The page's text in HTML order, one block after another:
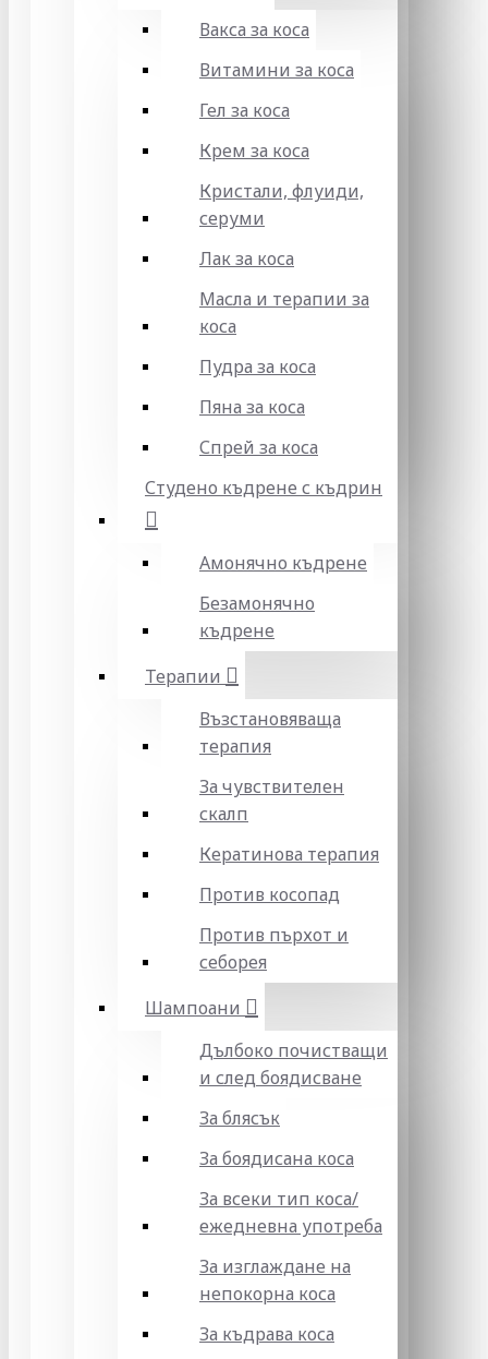
Вакса за коса
Витамини за коса
Гел за коса
Крем за коса
Кристали, флуиди,
серуми
Лак за коса
Масла и терапии за
коса
Пудра за коса
Пяна за коса
Спрей за коса
Студено къдрене с къдрин
Амонячно къдрене
Безамонячно
къдрене
Терапии
Възстановяваща
терапия
За чувствителен
скалп
Кератинова терапия
Против косопад
Против пърхот и
себорея
Шампоани
Дълбоко почистващи
и след боядисване
За блясък
За боядисана коса
За всеки тип коса/
ежедневна употреба
За изглаждане на
непокорна коса
За къдрава коса